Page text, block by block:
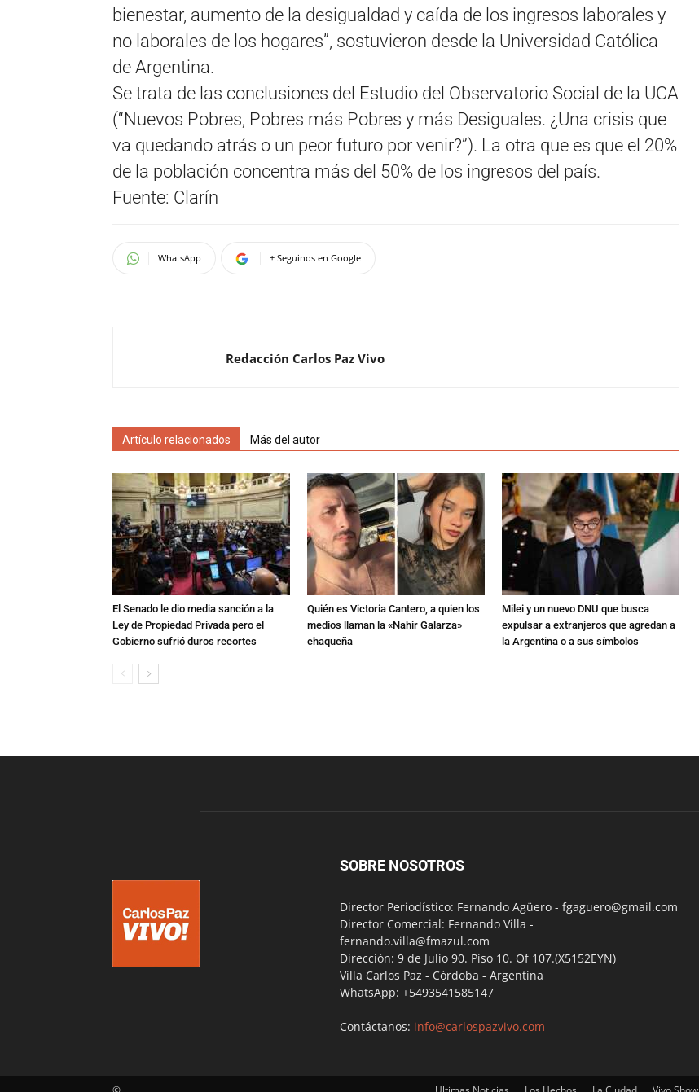
bienestar, aumento de la desigualdad y caída de los ingresos laborales y
no laborales de los hogares”, sostuvieron desde la Universidad Católica
de Argentina.
Se trata de las conclusiones del Estudio del Observatorio Social de la UCA
(“Nuevos Pobres, Pobres más Pobres y más Desiguales. ¿Una crisis que
va quedando atrás o un peor futuro por venir?”). La otra que es que el 20%
de la población concentra más del 50% de los ingresos del país.
Fuente: Clarín
WhatsApp + Seguinos en Google
Redacción Carlos Paz Vivo
Artículo relacionados Más del autor
El Senado le dio media sanción a la
Ley de Propiedad Privada pero el
Gobierno sufrió duros recortes
Quién es Victoria Cantero, a quien los
medios llaman la «Nahir Galarza»
chaqueña
Milei y un nuevo DNU que busca
expulsar a extranjeros que agredan a
la Argentina o a sus símbolos
SOBRE NOSOTROS
Director Periodístico: Fernando Agüero - fgaguero@gmail.com
Director Comercial: Fernando Villa -
fernando.villa@fmazul.com
Dirección: 9 de Julio 90. Piso 10. Of 107.(X5152EYN)
Villa Carlos Paz - Córdoba - Argentina
WhatsApp: +5493541585147
Contáctanos: info@carlospazvivo.com